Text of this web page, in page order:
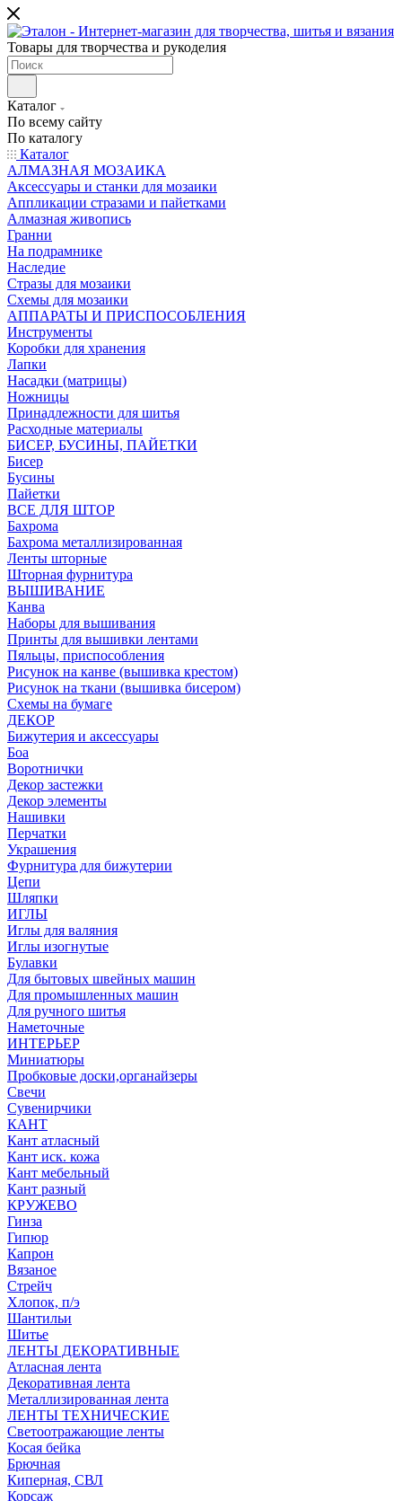
Товары для творчества и рукоделия
Каталог
По всему сайту
По каталогу
Каталог
АЛМАЗНАЯ МОЗАИКА
Аксессуары и станки для мозаики
Аппликации стразами и пайетками
Алмазная живопись
Гранни
На подрамнике
Наследие
Стразы для мозаики
Схемы для мозаики
АППАРАТЫ И ПРИСПОСОБЛЕНИЯ
Инструменты
Коробки для хранения
Лапки
Насадки (матрицы)
Ножницы
Принадлежности для шитья
Расходные материалы
БИСЕР, БУСИНЫ, ПАЙЕТКИ
Бисер
Бусины
Пайетки
ВСЕ ДЛЯ ШТОР
Бахрома
Бахрома металлизированная
Ленты шторные
Шторная фурнитура
ВЫШИВАНИЕ
Канва
Наборы для вышивания
Принты для вышивки лентами
Пяльцы, приспособления
Рисунок на канве (вышивка крестом)
Рисунок на ткани (вышивка бисером)
Схемы на бумаге
ДЕКОР
Бижутерия и аксессуары
Боа
Воротнички
Декор застежки
Декор элементы
Нашивки
Перчатки
Украшения
Фурнитура для бижутерии
Цепи
Шляпки
ИГЛЫ
Иглы для валяния
Иглы изогнутые
Булавки
Для бытовых швейных машин
Для промышленных машин
Для ручного шитья
Наметочные
ИНТЕРЬЕР
Миниатюры
Пробковые доски,органайзеры
Свечи
Сувенирчики
КАНТ
Кант атласный
Кант иск. кожа
Кант мебельный
Кант разный
КРУЖЕВО
Гинза
Гипюр
Капрон
Вязаное
Стрейч
Хлопок, п/э
Шантильи
Шитье
ЛЕНТЫ ДЕКОРАТИВНЫЕ
Атласная лента
Декоративная лента
Металлизированная лента
ЛЕНТЫ ТЕХНИЧЕСКИЕ
Светоотражающие ленты
Косая бейка
Брючная
Киперная, СВЛ
Корсаж